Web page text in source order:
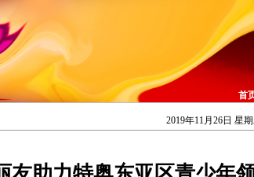
首
2019年11月26日 星